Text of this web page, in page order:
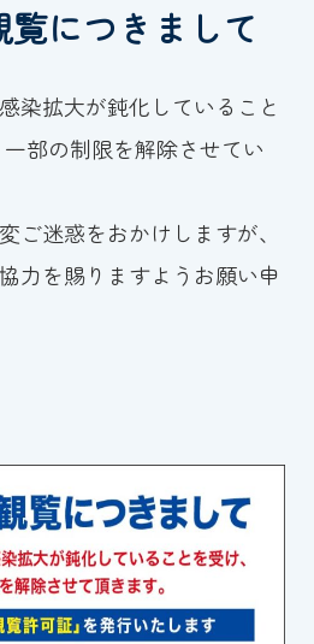
863-7264
｜土祝 9:00～21:00
でお問い合わせ
につきまして
染拡大が鈍化していること
部の制限を解除させてい
ご迷惑をおかけしますが、
力を賜りますようお願い申